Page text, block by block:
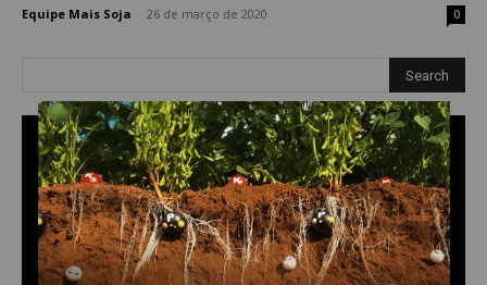
Equipe Mais Soja 26 de março de 2020 0